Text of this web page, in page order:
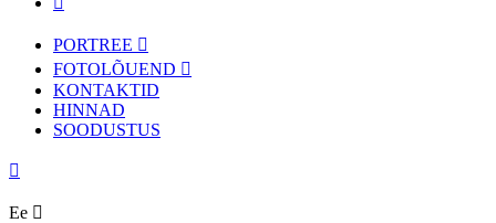
PORTREE
FOTOLÕUEND
KONTAKTID
HINNAD
SOODUSTUS
Ee